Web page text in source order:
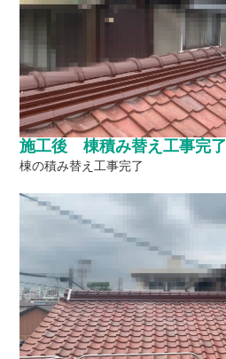
施工後 棟積み替え工事完了
棟の積み替え工事完了